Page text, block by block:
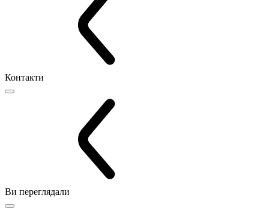
Контакти
Ви переглядали